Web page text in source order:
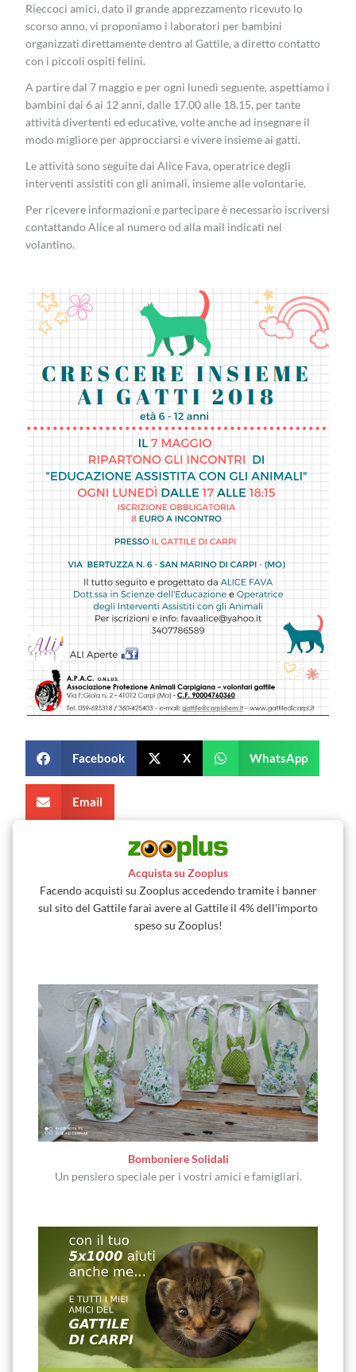
Rieccoci amici, dato il grande apprezzamento ricevuto lo
scorso anno, vi proponiamo i laboratori per bambini
organizzati direttamente dentro al Gattile, a diretto contatto
con i piccoli ospiti felini.
A partire dal 7 maggio e per ogni lunedì seguente, aspettiamo i
bambini dai 6 ai 12 anni, dalle 17.00 alle 18.15, per tante
attività divertenti ed educative, volte anche ad insegnare il
modo migliore per approcciarsi e vivere insieme ai gatti.
Le attività sono seguite dai Alice Fava, operatrice degli
interventi assistiti con gli animali, insieme alle volontarie.
Per ricevere informazioni e partecipare è necessario iscriversi
contattando Alice al numero od alla mail indicati nel
volantino.
Facebook X WhatsApp
Email
Acquista su Zooplus
Facendo acquisti su Zooplus accedendo tramite i banner
sul sito del Gattile farai avere al Gattile il 4% dell'importo
speso su Zooplus!
Bomboniere Solidali
Un pensiero speciale per i vostri amici e famigliari.